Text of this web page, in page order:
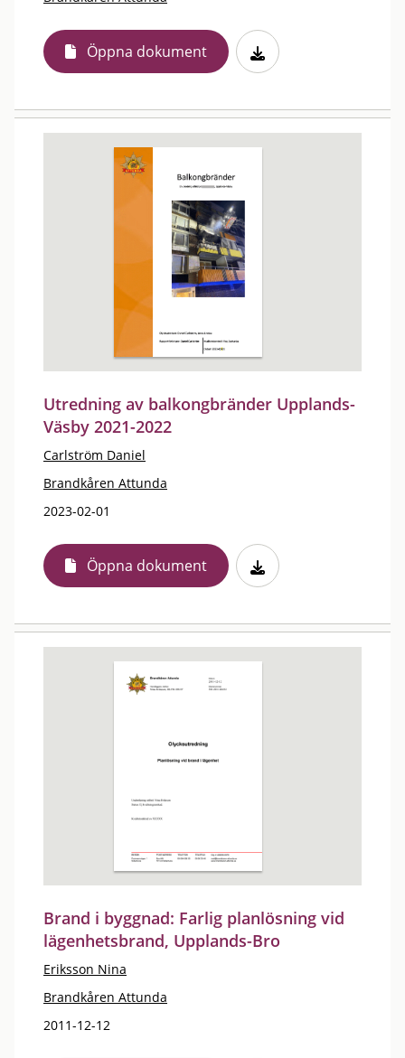
Öppna dokument
Utredning av balkongbränder Upplands-
Väsby 2021-2022
Carlström Daniel
Brandkåren Attunda
2023-02-01
Öppna dokument
Brand i byggnad: Farlig planlösning vid
lägenhetsbrand, Upplands-Bro
Eriksson Nina
Brandkåren Attunda
2011-12-12